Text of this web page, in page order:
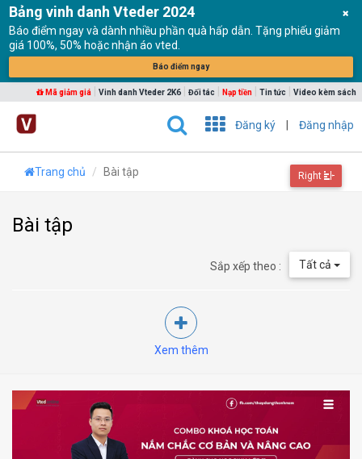
Bảng vinh danh Vteder 2024
Báo điểm ngay và dành nhiều phần quà hấp dẫn. Tặng phiếu giảm
giá 100%, 50% hoặc nhận áo vted.
Báo điểm ngay
Mã giảm giá Vinh danh Vteder 2K6 Đối tác Nạp tiền Tin tức Video kèm sách
Đăng ký Đăng nhập
Trang chủ Bài tập Right
Bài tập
Sắp xếp theo : Tất cả
Xem thêm